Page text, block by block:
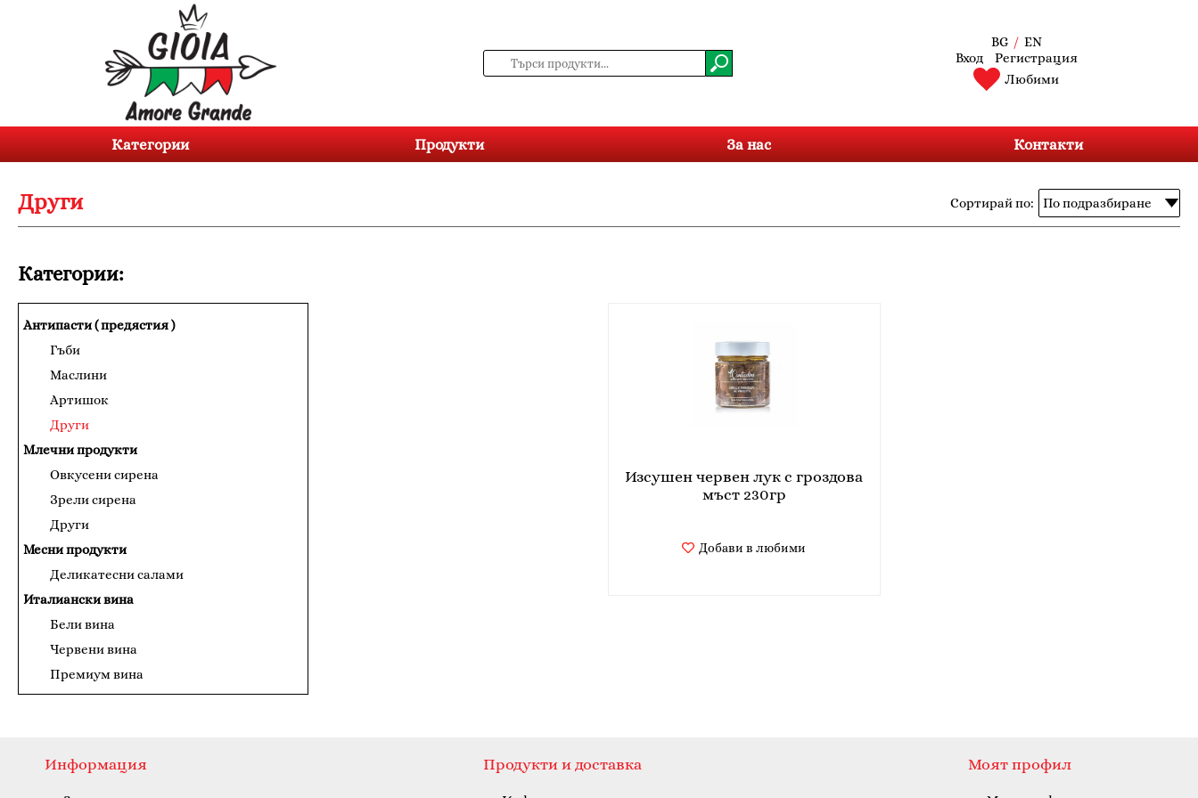
Категории
За
Контакти
Вход
Регистрация
BG
BG/ EN
Вход
Регистрация
Любими
Категории Продукти За нас Контакти
Други Сортирай по:
Категории:
Антипасти ( предястия )
Гъби
Маслини
Артишок
Други
Млечни продукти
Овкусени сирена
Зрели сирена
Други
Месни продукти
Деликатесни салами
Италиански вина
Бели вина
Червени вина
Премиум вина
Консервирани продукти и сосове
Рибни продукти
Изсушен червен лук с гроздова
мъст 230гр
Добави в любими
Информация Продукти и доставка Моят профил